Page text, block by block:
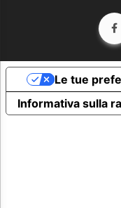
Informativa sulla
Le tue